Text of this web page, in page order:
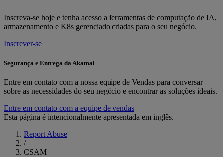
Inscreva-se hoje e tenha acesso a ferramentas de computação de IA,
armazenamento e K8s gerenciado criadas para o seu negócio.
Inscrever-se
Segurança e Entrega da Akamai
Entre em contato com a nossa equipe de Vendas para conversar
sobre as necessidades do seu negócio e encontrar as soluções ideais.
Entre em contato com a equipe de vendas
Esta página é intencionalmente apresentada em inglês.
Report Abuse
/
CSAM